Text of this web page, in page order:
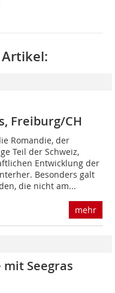
Freiburg/CH
Romandie, der
Teil der Schweiz,
Entwicklung der
Besonders galt
die nicht am...
mehr
Seegras